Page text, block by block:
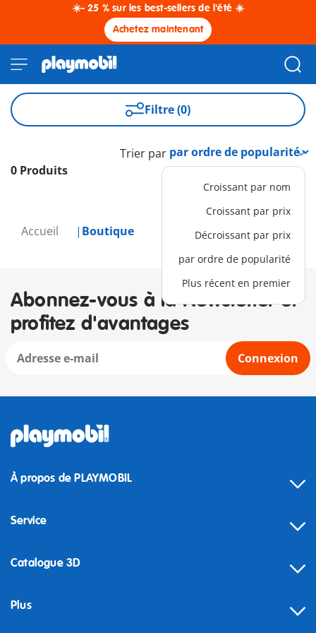
☀️- 25 % sur les best-sellers de l'été ☀️
Achetez maintenant
Accueil Boutique
Filtre (0)
0 Produits
Trier par
Croissant par nom
Croissant par prix
Décroissant par prix
par ordre de popularité
Plus récent en premier
Abonnez-vous à la Newsletter et
profitez d'avantages
Connexion
À propos de PLAYMOBIL
Service
Catalogue 3D
Plus